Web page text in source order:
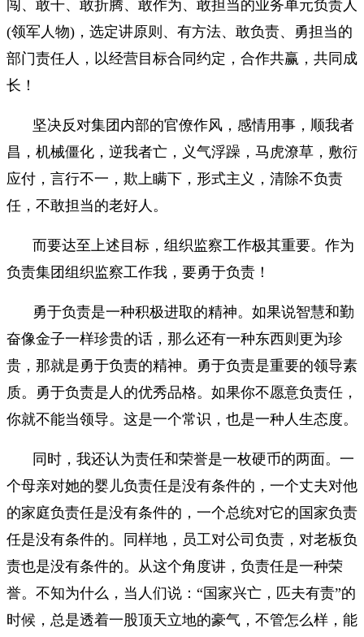
闯、敢干、敢折腾、敢作为、敢担当的业务单元负责人
(领军人物)，选定讲原则、有方法、敢负责、勇担当的
部门责任人，以经营目标合同约定，合作共赢，共同成
长！
坚决反对集团内部的官僚作风，感情用事，顺我者
昌，机械僵化，逆我者亡，义气浮躁，马虎潦草，敷衍
应付，言行不一，欺上瞒下，形式主义，清除不负责
任，不敢担当的老好人。
而要达至上述目标，组织监察工作极其重要。作为
负责集团组织监察工作我，要勇于负责！
勇于负责是一种积极进取的精神。如果说智慧和勤
奋像金子一样珍贵的话，那么还有一种东西则更为珍
贵，那就是勇于负责的精神。勇于负责是重要的领导素
质。勇于负责是人的优秀品格。如果你不愿意负责任，
你就不能当领导。这是一个常识，也是一种人生态度。
同时，我还认为责任和荣誉是一枚硬币的两面。一
个母亲对她的婴儿负责任是没有条件的，一个丈夫对他
的家庭负责任是没有条件的，一个总统对它的国家负责
任是没有条件的。同样地，员工对公司负责，对老板负
责也是没有条件的。从这个角度讲，负责任是一种荣
誉。不知为什么，当人们说：“国家兴亡，匹夫有责”的
时候，总是透着一股顶天立地的豪气，不管怎么样，能